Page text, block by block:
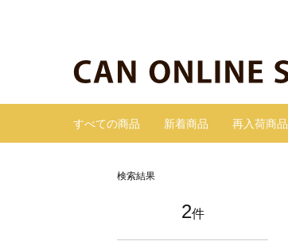
すべての商品 新着商品 再入荷商品
検索結果
2件